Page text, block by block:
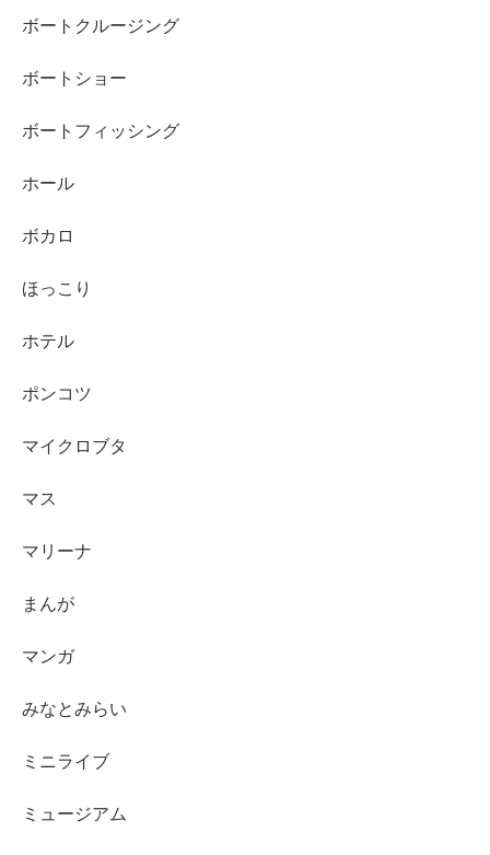
ボートクルージング
ボートショー
ボートフィッシング
ホール
ボカロ
ほっこり
ホテル
ポンコツ
マイクロブタ
マス
マリーナ
まんが
マンガ
みなとみらい
ミニライブ
ミュージアム